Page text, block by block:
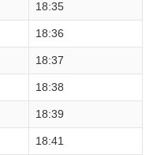
18:35
18:36
18:37
18:38
18:39
18:41